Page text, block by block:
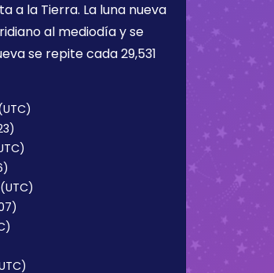
a la Tierra. La luna nueva
al mediodía y se
se repite cada 29,531